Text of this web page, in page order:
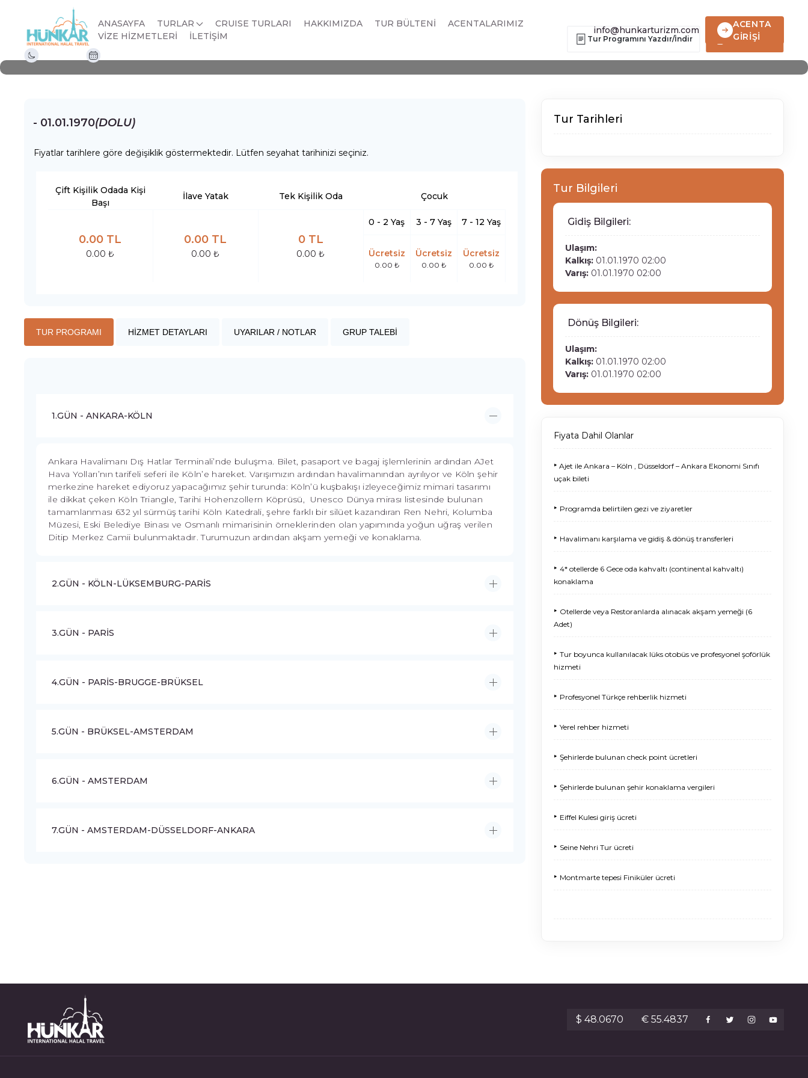
ANASAYFA TURLAR CRUISE TURLARI HAKKIMIZDA TUR BÜLTENİ
ACENTALARIMIZ
VİZE HİZMETLERİ
İLETİŞİM
info@hunkarturizm.com
ACENTA
GİRİŞİ
ANKARA HAREKETLİ BENELÜKS PARİS TURU
Tur Programını Yazdır/İndir Hemen Ara
- 01.01.1970(DOLU)
Fiyatlar tarihlere göre değişiklik göstermektedir. Lütfen seyahat tarihinizi seçiniz.
Çift Kişilik Odada Kişi
Başı
0.00 TL
0.00 ₺
İlave Yatak
0.00 TL
0.00 ₺
Tek Kişilik Oda
0 TL
0.00 ₺
Çocuk
0 - 2 Yaş
Ücretsiz
0.00 ₺
3 - 7 Yaş
Ücretsiz
0.00 ₺
7 - 12 Yaş
Ücretsiz
0.00 ₺
TUR PROGRAMI HİZMET DETAYLARI UYARILAR / NOTLAR GRUP TALEBİ
1.GÜN - ANKARA-KÖLN
Ankara Havalimanı Dış Hatlar Terminali’nde buluşma. Bilet, pasaport ve bagaj işlemlerinin ardından AJet
Hava Yolları’nın tarifeli seferi ile Köln’e hareket. Varışımızın ardından havalimanından ayrılıyor ve Köln şehir
merkezine hareket ediyoruz yapacağımız şehir turunda: Köln’ü kuşbakışı izleyeceğimiz mimari tasarımı
ile dikkat çeken Köln Triangle, Tarihi Hohenzollern Köprüsü, Unesco Dünya mirası listesinde bulunan
tamamlanması 632 yıl sürmüş tarihi Köln Katedrali, şehre farklı bir silüet kazandıran Ren Nehri, Kolumba
Müzesi, Eski Belediye Binası ve Osmanlı mimarisinin örneklerinden olan yapımında yoğun uğraş verilen
Ditip Merkez Camii bulunmaktadır. Turumuzun ardından akşam yemeği ve konaklama.
2.GÜN - KÖLN-LÜKSEMBURG-PARİS
3.GÜN - PARİS
4.GÜN - PARİS-BRUGGE-BRÜKSEL
5.GÜN - BRÜKSEL-AMSTERDAM
6.GÜN - AMSTERDAM
7.GÜN - AMSTERDAM-DÜSSELDORF-ANKARA
Tur Tarihleri
Tur Bilgileri
Gidiş Bilgileri:
Ulaşım:
Kalkış:01.01.1970 02:00
Varış:01.01.1970 02:00
Dönüş Bilgileri:
Ulaşım:
Kalkış:01.01.1970 02:00
Varış:01.01.1970 02:00
Fiyata Dahil Olanlar
‣ Ajet ile Ankara – Köln , Düsseldorf – Ankara Ekonomi Sınıfı
uçak bileti
‣ Programda belirtilen gezi ve ziyaretler
‣ Havalimanı karşılama ve gidiş & dönüş transferleri
‣ 4* otellerde 6 Gece oda kahvaltı (continental kahvaltı)
konaklama
‣ Otellerde veya Restoranlarda alınacak akşam yemeği (6
Adet)
‣ Tur boyunca kullanılacak lüks otobüs ve profesyonel şoförlük
hizmeti
‣ Profesyonel Türkçe rehberlik hizmeti
‣ Yerel rehber hizmeti
‣ Şehirlerde bulunan check point ücretleri
‣ Şehirlerde bulunan şehir konaklama vergileri
‣ Eiffel Kulesi giriş ücreti
‣ Seine Nehri Tur ücreti
‣ Montmarte tepesi Finiküler ücreti
$ 48.0670 € 55.4837